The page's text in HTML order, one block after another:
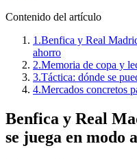
Contenido del artículo
1.Benfica y Real
ahorro
2.Memoria de copa y
3.Táctica: dónde se
4.Mercados concretos
Benfica y Real
se juega en modo